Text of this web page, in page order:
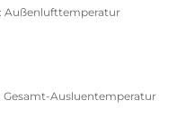
Außenlufttemperatur
Gesamt-Ausluentemperatur